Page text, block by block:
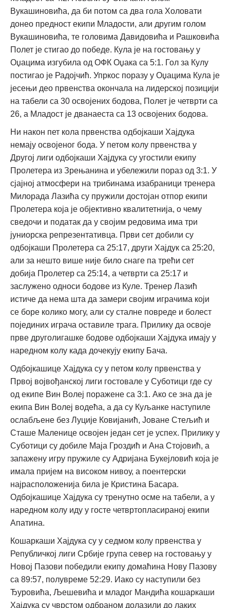
Вукашиновића, да би потом са два гола Холовати
донео предност екипи Младости, али другим голом
Вукашиновића, те головима Давидовића и Рашковића
Полет је стигао до победе. Кула је на гостовању у
Оџацима изгубила од ОФК Оџака са 5:1. Гол за Кулу
постигао је Радојчић. Упркос поразу у Оџацима Кула је
јесењи део првенства окончала на лидерској позицији
на табели са 30 освојених бодова, Полет је четврти са
26, а Младост је дванаеста са 13 освојених бодова.
Ни након пет кола првенства одбојкаши Хајдука
немају освојеног бода. У петом колу првенства у
Другој лиги одбојкаши Хајдука су угостили екипу
Пролетера из Зрењанина и убележили пораз од 3:1. У
сјајној атмосфери на трибинама изабраници тренера
Милорада Лазића су пружили достојан отпор екипи
Пролетера која је објективно квалитетнија, о чему
сведочи и податак да у својим редовима има три
јуниорска репрезентативца. Први сет добили су
одбојкаши Пролетера са 25:17, други Хајдук са 25:20,
али за нешто више није било снаге па трећи сет
добија Пролетер са 25:14, а четврти са 25:17 и
заслужено односи бодове из Куле. Тренер Лазић
истиче да нема шта да замери својим играчима који
се боре колико могу, али су сталне повреде и болест
појединих играча оставиле трага. Прилику да освоје
прве друголигашке бодове одбојкаши Хајдука имају у
наредном колу када дочекују екипу Бача.
Одбојкашице Хајдука су у петом колу првенства у
Првој војвођанској лиги гостовале у Суботици где су
од екипе Вин Волеј поражене са 3:1. Ако се зна да је
екипа Вин Волеј водећа, а да су Куљанке наступиле
ослабљене без Луције Ковијанић, Јоване Стељић и
Сташе Маленице освојен један сет је успех. Прилику у
Суботици су добиле Маја Гроздић и Ана Стојовић, а
запажену игру пружиле су Адријана Букејловић која је
имала пријем на високом нивоу, а поентерски
најрасположенија била је Кристина Басара.
Одбојкашице Хајдука су тренутно осме на табели, а у
наредном колу иду у госте четвртопласираној екипи
Апатина.
Кошаркаши Хајдука су у седмом колу првенства у
Републичкој лиги Србије група север на гостовању у
Новој Пазови победили екипу домаћина Нову Пазову
са 89:57, полувреме 52:29. Иако су наступили без
Ђуровића, Љешевића и младог Мандића кошаркаши
Хајдука су чврстом одбраном долазили до лаких